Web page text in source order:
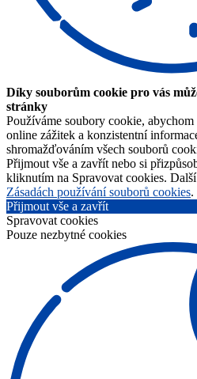
Díky souborům cookie pro vás
stránky
Používáme soubory cookie,
online zážitek a konzistentní
shromažďováním všech souborů
Přijmout vše a zavřít nebo si
kliknutím na Spravovat cookies.
Zásadách používání souborů cookies.
Přijmout vše a zavřít
Spravovat cookies
Pouze nezbytné cookies